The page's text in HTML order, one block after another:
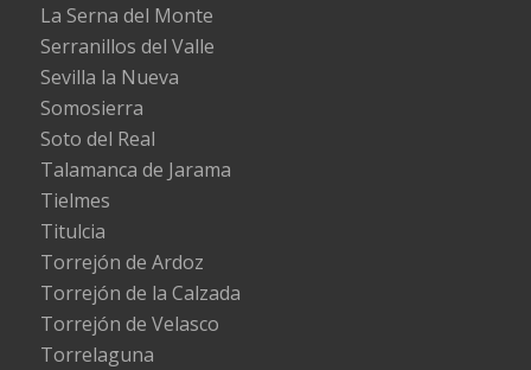
La Serna del Monte
Serranillos del Valle
Sevilla la Nueva
Somosierra
Soto del Real
Talamanca de Jarama
Tielmes
Titulcia
Torrejón de Ardoz
Torrejón de la Calzada
Torrejón de Velasco
Torrelaguna